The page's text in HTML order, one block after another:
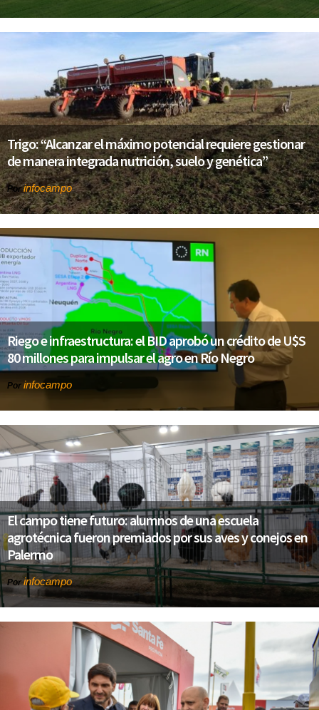
Trigo: “Alcanzar el máximo potencial requiere gestionar
de manera integrada nutrición, suelo y genética”
Porinfocampo
Riego e infraestructura: el BID aprobó un crédito de U$S
80 millones para impulsar el agro en Río Negro
Por infocampo
El campo tiene futuro: alumnos de una escuela
agrotécnica fueron premiados por sus aves y conejos en
Palermo
Por infocampo